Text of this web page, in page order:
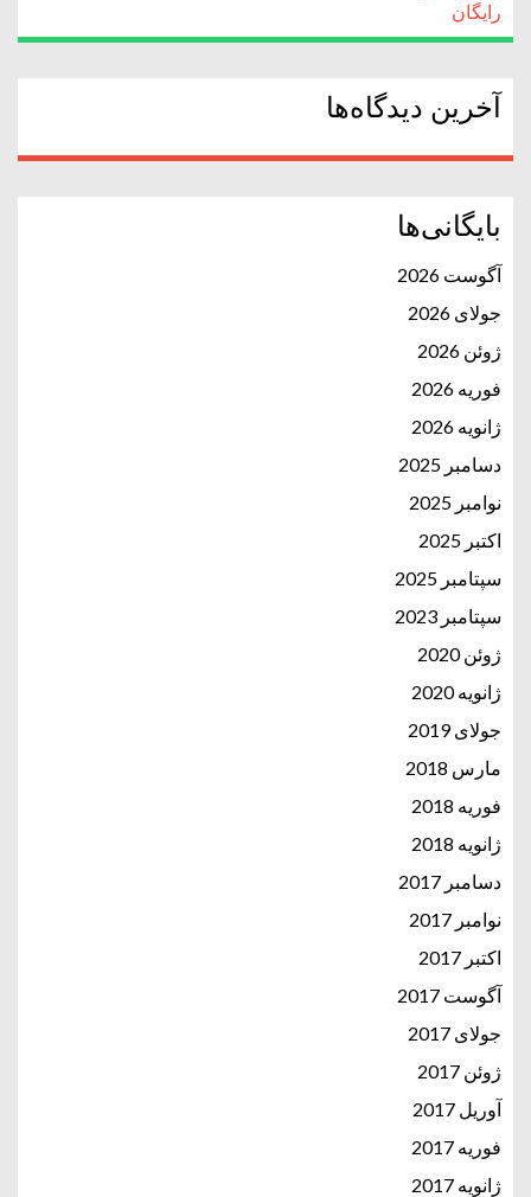
رایگان
آخرین دیدگاه‌ها
بایگانی‌ها
آگوست 2026
جولای 2026
ژوئن 2026
فوریه 2026
ژانویه 2026
دسامبر 2025
نوامبر 2025
اکتبر 2025
سپتامبر 2025
سپتامبر 2023
ژوئن 2020
ژانویه 2020
جولای 2019
مارس 2018
فوریه 2018
ژانویه 2018
دسامبر 2017
نوامبر 2017
اکتبر 2017
آگوست 2017
جولای 2017
ژوئن 2017
آوریل 2017
فوریه 2017
ژانویه 2017